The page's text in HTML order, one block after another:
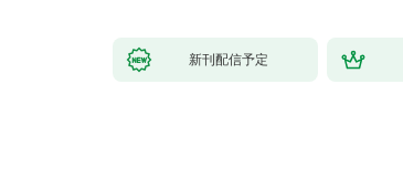
新刊配信予定